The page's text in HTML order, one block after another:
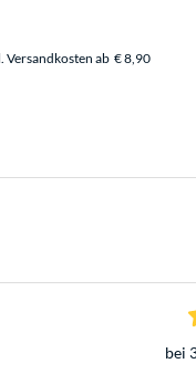
Versandkosten ab € 8,90
bei